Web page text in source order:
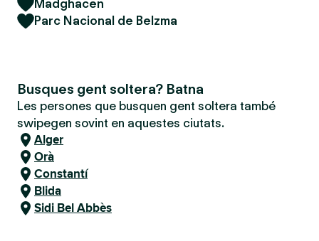
Madghacen
Parc Nacional de Belzma
Busques gent soltera? Batna
Les persones que busquen gent soltera també
swipegen sovint en aquestes ciutats.
Alger
Orà
Constantí
Blida
Sidi Bel Abbès